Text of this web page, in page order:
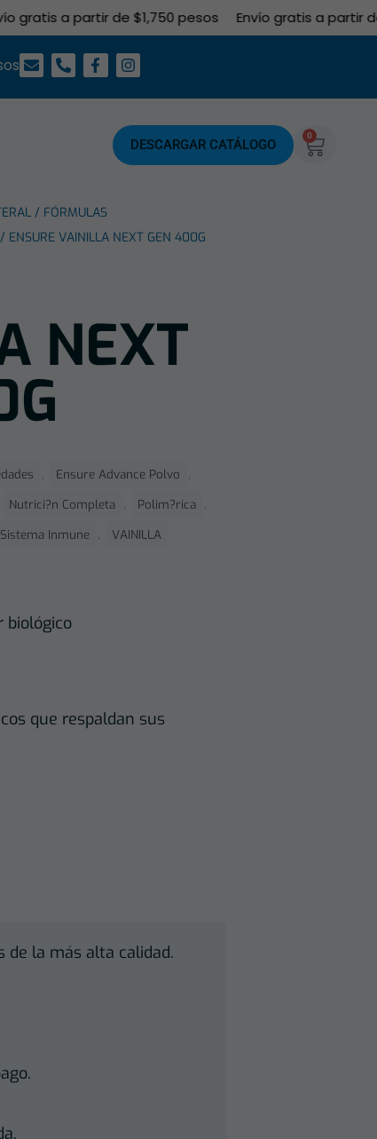
a partir de $1,750 pesos Envío gratis a partir de
DESCARGAR CATÁLOGO
0
/ FÓRMULAS
/ ENSURE VAINILLA NEXT GEN 400G
NEXT
, Ensure Advance Polvo ,
Nutrici?n Completa , Polim?rica ,
Sistema Inmune , VAINILLA
biológico
que respaldan sus
de la más alta calidad.